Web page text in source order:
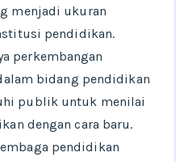
menjadi ukuran
pendidikan.
perkembangan
bidang pendidikan
publik untuk menilai
dengan cara baru.
pendidikan